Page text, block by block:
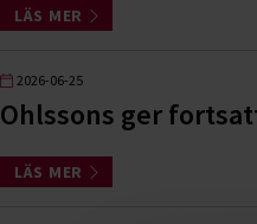
LÄS MER
2026-06-25
Ohlssons ger
LÄS MER